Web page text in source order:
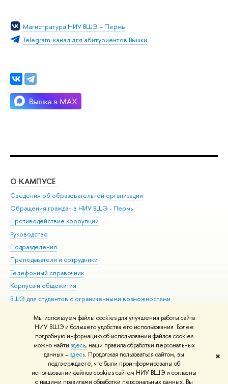
Мы используем файлы cookies для улучшения работы сайта
НИУ ВШЭ и большего удобства его использования. Более
подробную информацию об использовании файлов cookies
можно найти здесь, наши правила обработки персональных
данных –здесь. Продолжая пользоваться сайтом, вы
подтверждаете, что были проинформированы об
использовании файлов cookies сайтом НИУ ВШЭ и согласны
с нашими правилами обработки персональных данных. Вы
✖
Магистратура НИУ ВШЭ – Пермь
Telegram-канал для абитуриентов Вышки
О КАМПУСЕ
Сведения об образовательной организации
Обращения граждан в НИУ ВШЭ - Пермь
Противодействие коррупции
Руководство
Подразделения
Преподаватели и сотрудники
Телефонный справочник
Корпуса и общежития
ВШЭ для студентов с ограниченными возможностями
Единая платежная страница
© НИУ ВШЭ 1993–2026 Условия использования материалов Адреса